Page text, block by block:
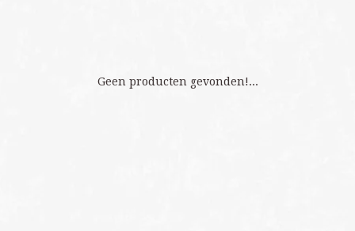
Geen producten gevonden!...